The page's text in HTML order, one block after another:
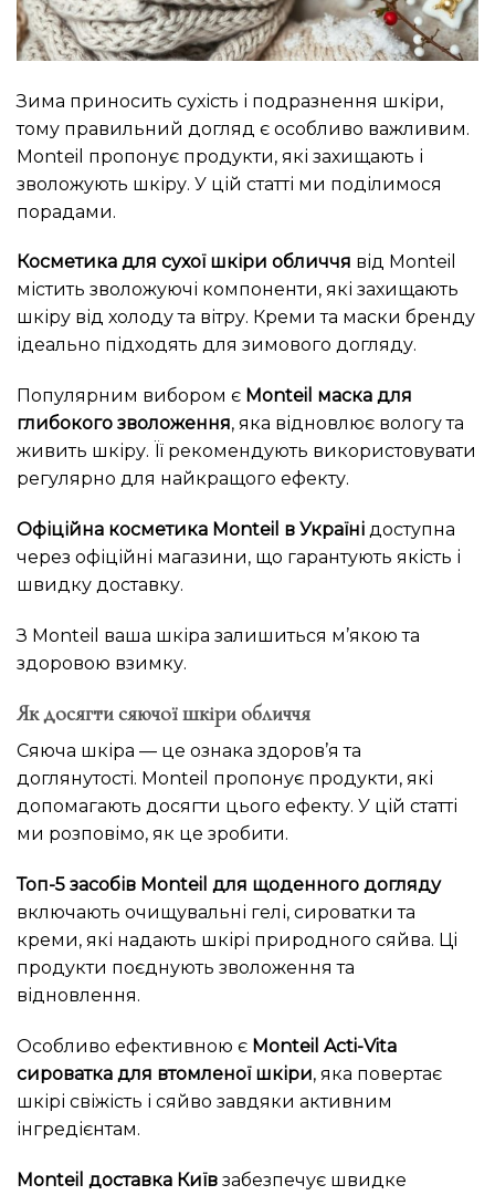
Зима приносить сухість і подразнення шкіри,
тому правильний догляд є особливо важливим.
Monteil пропонує продукти, які захищають і
зволожують шкіру. У цій статті ми поділимося
порадами.
Косметика для сухої шкіри обличчя від Monteil
містить зволожуючі компоненти, які захищають
шкіру від холоду та вітру. Креми та маски бренду
ідеально підходять для зимового догляду.
Популярним вибором є Monteil маска для
глибокого зволоження, яка відновлює вологу та
живить шкіру. Її рекомендують використовувати
регулярно для найкращого ефекту.
Офіційна косметика Monteil в Україні доступна
через офіційні магазини, що гарантують якість і
швидку доставку.
З Monteil ваша шкіра залишиться м’якою та
здоровою взимку.
Як досягти сяючої шкіри обличчя
Сяюча шкіра — це ознака здоров’я та
доглянутості. Monteil пропонує продукти, які
допомагають досягти цього ефекту. У цій статті
ми розповімо, як це зробити.
Топ-5 засобів Monteil для щоденного догляду
включають очищувальні гелі, сироватки та
креми, які надають шкірі природного сяйва. Ці
продукти поєднують зволоження та
відновлення.
Особливо ефективною є Monteil Acti-Vita
сироватка для втомленої шкіри, яка повертає
шкірі свіжість і сяйво завдяки активним
інгредієнтам.
Monteil доставка Київ забезпечує швидке